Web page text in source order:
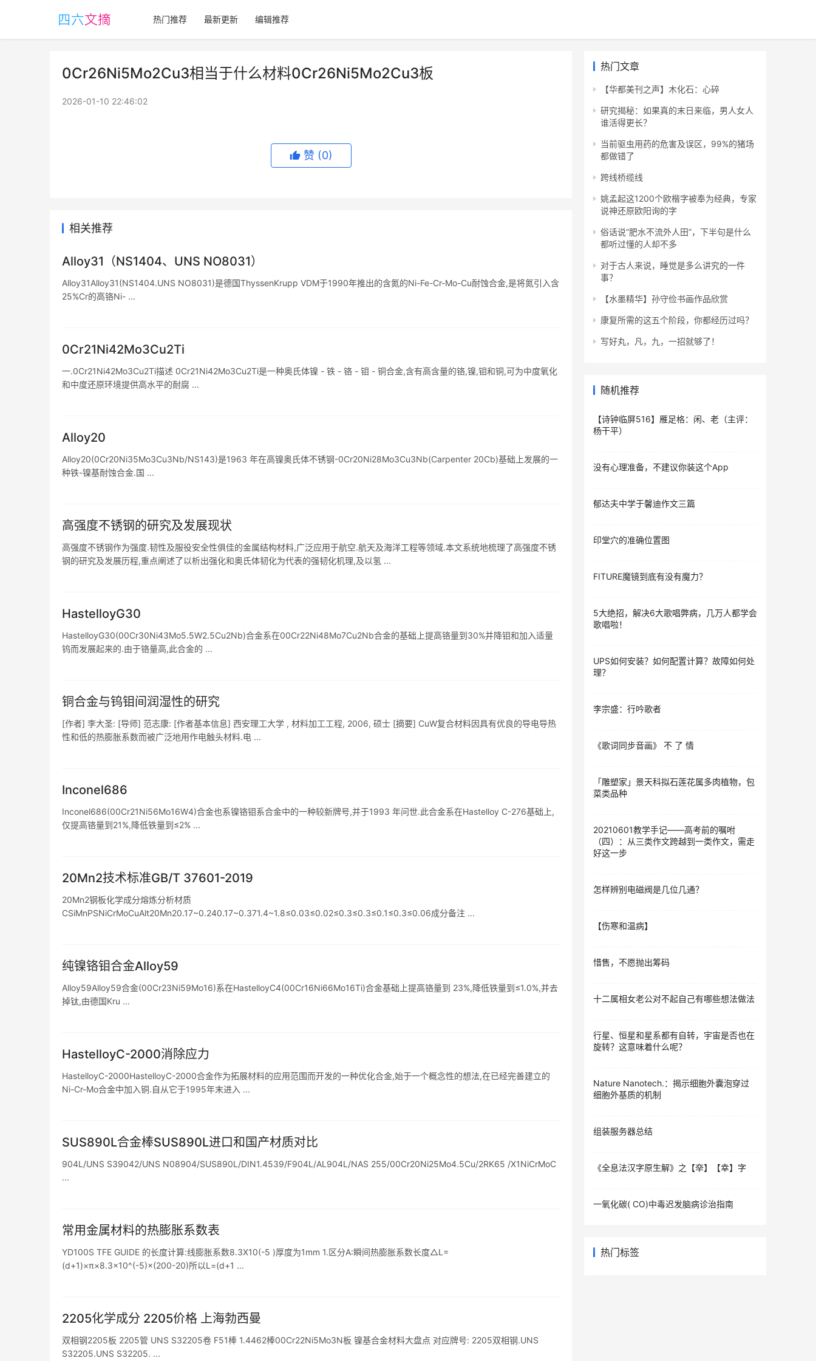
热门推荐 最新更新 编辑推荐
0Cr26Ni5Mo2Cu3相当于什么材料0Cr26Ni5Mo2Cu3板
2026-01-10 22:46:02
赞 (0)
相关推荐
Alloy31（NS1404、UNS NO8031）
Alloy31Alloy31(NS1404.UNS NO8031)是德国ThyssenKrupp VDM于1990年推出的含氮的Ni-Fe-Cr-Mo-Cu耐蚀合金,是将氮引入含
25%Cr的高铬Ni- ...
0Cr21Ni42Mo3Cu2Ti
一.0Cr21Ni42Mo3Cu2Ti描述 0Cr21Ni42Mo3Cu2Ti是一种奥氏体镍 - 铁 - 铬 - 钼 - 铜合金,含有高含量的铬,镍,钼和铜,可为中度氧化
和中度还原环境提供高水平的耐腐 ...
Alloy20
Alloy20(0Cr20Ni35Mo3Cu3Nb/NS143)是1963 年在高镍奥氏体不锈钢-0Cr20Ni28Mo3Cu3Nb(Carpenter 20Cb)基础上发展的一
种铁-镍基耐蚀合金.国 ...
高强度不锈钢的研究及发展现状
高强度不锈钢作为强度.韧性及服役安全性俱佳的金属结构材料,广泛应用于航空.航天及海洋工程等领域.本文系统地梳理了高强度不锈
钢的研究及发展历程,重点阐述了以析出强化和奥氏体韧化为代表的强韧化机理,及以氢 ...
HastelloyG30
HastelloyG30(00Cr30Ni43Mo5.5W2.5Cu2Nb)合金系在00Cr22Ni48Mo7Cu2Nb合金的基础上提高铬量到30%并降钼和加入适量
钨而发展起来的.由于铬量高,此合金的 ...
铜合金与钨钼间润湿性的研究
[作者] 李大圣: [导师] 范志康: [作者基本信息] 西安理工大学 , 材料加工工程, 2006, 硕士 [摘要] CuW复合材料因具有优良的导电导热
性和低的热膨胀系数而被广泛地用作电触头材料.电 ...
Inconel686
Inconel686(00Cr21Ni56Mo16W4)合金也系镍铬钼系合金中的一种较新牌号,并于1993 年问世.此合金系在Hastelloy C-276基础上,
仅提高铬量到21%,降低铁量到≤2% ...
​20Mn2技术标准GB/T 37601-2019​
20Mn2钢板化学成分熔炼分析材质
CSiMnPSNiCrMoCuAlt20Mn20.17~0.240.17~0.371.4~1.8≤0.03≤0.02≤0.3≤0.3≤0.1≤0.3≤0.06成分备注 ...
纯镍铬钼合金Alloy59
Alloy59Alloy59合金(00Cr23Ni59Mo16)系在HastelloyC4(00Cr16Ni66Mo16Ti)合金基础上提高铬量到 23%,降低铁量到≤1.0%,并去
掉钛,由德国Kru ...
HastelloyC-2000消除应力
HastelloyC-2000HastelloyC-2000合金作为拓展材料的应用范围而开发的一种优化合金,始于一个概念性的想法,在已经完善建立的
Ni-Cr-Mo合金中加入铜.自从它于1995年末进入 ...
SUS890L合金棒SUS890L进口和国产材质对比
904L/UNS S39042/UNS N08904/SUS890L/DIN1.4539/F904L/AL904L/NAS 255/00Cr20Ni25Mo4.5Cu/2RK65 /X1NiCrMoC
...
常用金属材料的热膨胀系数表
YD100S TFE GUIDE 的长度计算:线膨胀系数8.3X10(-5 )厚度为1mm 1.区分A:瞬间热膨胀系数长度△L=
(d+1)×π×8.3×10^(-5)×(200-20)所以L=(d+1 ...
2205化学成分 2205价格 上海勃西曼
双相钢2205板 2205管 UNS S32205卷 F51棒 1.4462棒00Cr22Ni5Mo3N板 镍基合金材料大盘点 对应牌号: 2205双相钢.UNS
S32205.UNS S32205. ...
热门文章
【华都美刊之声】木化石：心碎
研究揭秘：如果真的末日来临，男人女人
谁活得更长？
当前驱虫用药的危害及误区，99%的猪场
都做错了
跨线桥缆线
姚孟起这1200个欧楷字被奉为经典，专家
说神还原欧阳询的字
俗话说“肥水不流外人田”，下半句是什么
都听过懂的人却不多
对于古人来说，睡觉是多么讲究的一件
事？
【水墨精华】孙守俭书画作品欣赏
康复所需的这五个阶段，你都经历过吗？
写好丸，凡，九，一招就够了！
随机推荐
【诗钟临屏516】雁足格：闲、老（主评：
杨干平）
没有心理准备，不建议你装这个App
郁达夫中学于馨迪作文三篇
印堂穴的准确位置图
FITURE魔镜到底有没有魔力？
5大绝招，解决6大歌唱弊病，几万人都学会
歌唱啦！
UPS如何安装？如何配置计算？故障如何处
理？
李宗盛：行吟歌者
《歌词同步音画》 不 了 情
「雕塑家」景天科拟石莲花属多肉植物，包
菜类品种
20210601教学手记——高考前的嘱咐
（四）：从三类作文跨越到一类作文，需走
好这一步
怎样辨别电磁阀是几位几通？
【伤寒和温病】
惜售，不愿抛出筹码
十二属相女老公对不起自己有哪些想法做法
行星、恒星和星系都有自转，宇宙是否也在
旋转？这意味着什么呢？
Nature Nanotech.：揭示细胞外囊泡穿过
细胞外基质的机制
组装服务器总结
《全息法汉字原生解》之【㚔】【幸】字
一氧化碳( CO)中毒迟发脑病诊治指南
热门标签